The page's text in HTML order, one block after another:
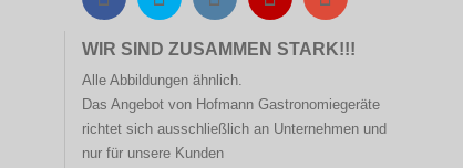
WIR SIND ZUSAMMEN STARK!!!
Alle Abbildungen ähnlich.
Das Angebot von Hofmann Gastronomiegeräte
richtet sich ausschließlich an Unternehmen und
nur für unsere Kunden